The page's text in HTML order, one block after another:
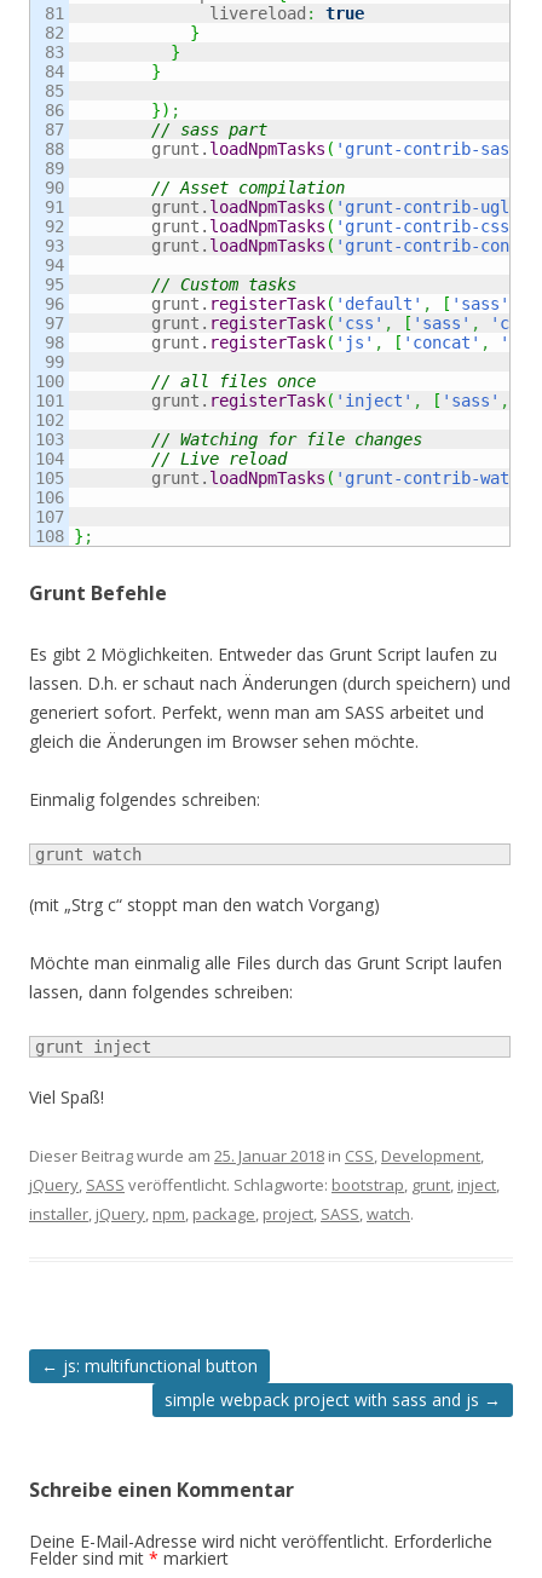
81
82
83
84
85
86
87
88
89
90
91
92
93
94
95
96
97
98
99
100
101
102
103
104
105
106
107
	      livereload
:
true
}
}
}
}) ;
// sass part
	grunt.
loadNpmTasks ( 'grunt-contrib-sass'
// Asset compilation
	grunt.
loadNpmTasks ( 'grunt-contrib-
	grunt.
loadNpmTasks ( 'grunt-contrib-
	grunt.
loadNpmTasks ( 'grunt-contrib-
// Custom tasks
	grunt.
registerTask( 'default' , [ 'sass'
	grunt.
registerTask( 'css' , [ 'sass' ,
	grunt.
registerTask( 'js' , [ 'concat' ,
// all files once
	grunt.
registerTask( 'inject' , [ 'sass' ,
// Watching for file changes
// Live reload
	grunt.
loadNpmTasks ( 'grunt-contrib-watch'
} ;
Grunt Befehle
Es gibt 2 Möglichkeiten. Entweder das Grunt Script laufen zu
lassen. D.h. er schaut nach Änderungen (durch speichern) und
generiert sofort. Perfekt, wenn man am SASS arbeitet und
gleich die Änderungen im Browser sehen möchte.
Einmalig folgendes schreiben:
grunt watch
(mit „Strg c“ stoppt man den watch Vorgang)
Möchte man einmalig alle Files durch das Grunt Script laufen
lassen, dann folgendes schreiben:
grunt inject
Viel Spaß!
Dieser Beitrag wurde am 25. Januar 2018 in CSS, Development,
jQuery, SASS veröffentlicht. Schlagworte: bootstrap, grunt, inject,
installer, jQuery, npm, package, project, SASS,watch.
Artikel-
← js: multifunctional button
simple webpack project with sass and js →
Schreibe einen Kommentar
Deine E-Mail-Adresse wird nicht veröffentlicht. Erforderliche
Felder sind mit * markiert